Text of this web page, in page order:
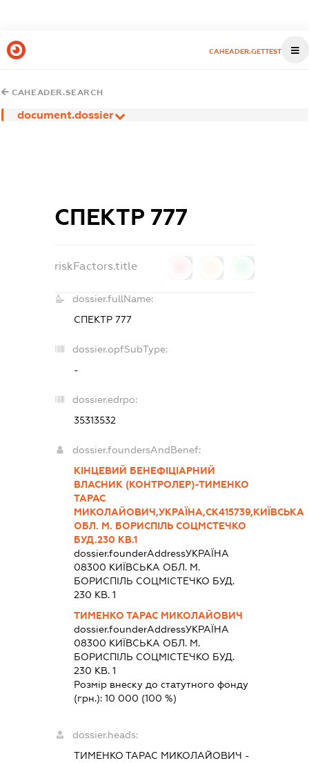
CAHEADER.GETTEST
CAHEADER.SEARCH
document.dossier
СПЕКТР 777
riskFactors.title
dossier.fullName:
СПЕКТР 777
dossier.opfSubType:
-
dossier.edrpo:
35313532
dossier.foundersAndBenef:
КІНЦЕВИЙ БЕНЕФІЦІАРНИЙ
ВЛАСНИК (КОНТРОЛЕР)-ТИМЕНКО
ТАРАС
МИКОЛАЙОВИЧ,УКРАЇНА,СК415739,КИЇВСЬКА
ОБЛ. М. БОРИСПІЛЬ СОЦМСТЕЧКО
БУД.230 КВ.1
dossier.founderAddressУКРАЇНА
08300 КИЇВСЬКА ОБЛ. М.
БОРИСПІЛЬ СОЦМІСТЕЧКО БУД.
230 КВ. 1
ТИМЕНКО ТАРАС МИКОЛАЙОВИЧ
dossier.founderAddressУКРАЇНА
08300 КИЇВСЬКА ОБЛ. М.
БОРИСПІЛЬ СОЦМІСТЕЧКО БУД.
230 КВ. 1
Розмір внеску до статутного фонду
(грн.):10 000 (100 %)
dossier.heads:
ТИМЕНКО ТАРАС МИКОЛАЙОВИЧ -